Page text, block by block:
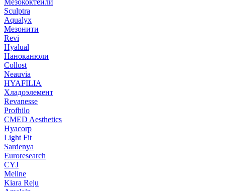
Мезококтейли
Sculptra
Aqualyx
Мезонити
Revi
Hyalual
Наноканюли
Collost
Neauvia
HYAFILIA
Хладоэлемент
Revanesse
Profhilo
CMED Aesthetics
Hyacorp
Light Fit
Sardenya
Euroresearch
CYJ
Meline
Kiara Reju